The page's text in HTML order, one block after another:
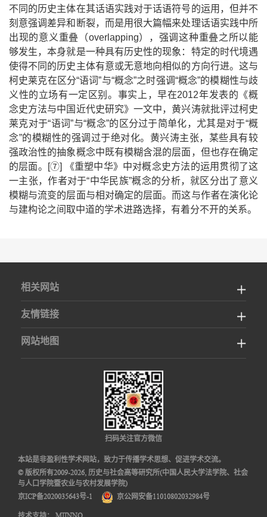
不同的历史主体在其话语实践对于话语符号的运用，但并不
刻意强调差异和断裂，而是用很大篇幅来处理话语实践中所
出现的意义重叠（overlapping），强调这种重叠之所以能
够发生，本身就是一种具有历史性的现象：特定的时代境遇
使得不同的历史主体有意或无意地向相似的方向行进。这与
柯史莱克在区分“语词”与“概念”之时强调“概念”的模糊性与歧
义性的立场有一定区别。事实上，早在2012年发表的《概
念史方法与中国近代史研究》一文中，黄兴涛就批评过柯史
莱克对于“语词”与“概念”的区分过于简单化，尤其是对于“概
念”的模糊性的强调过于绝对化。黄兴涛主张，某些具有较
强政治性的抽象概念中既有模糊含混的层面，但也存在确定
的层面。
[⑦]
《重塑中华》中对概念史方法的运用贯彻了这
一主张，作者对于“中华民族”概念的分析，就区分出了意义
模糊与流变的层面与相对确定的层面。而这与作者在演化论
与建构论之间取中道的学术进路选择，有着分不开的关系。
相关网站
友情链接
网站地图
扫码关注官方微信
本站是非盈利性学术网站，致力于传播学术思想、促进学术交流。
© 版权所有2009-2026, 历史与社会高等研究所(中国人民大学法学院、社会
与人口学院暨农业与农村发展学院)
京ICP备2020035643号-1
京公网安备11010802032984号